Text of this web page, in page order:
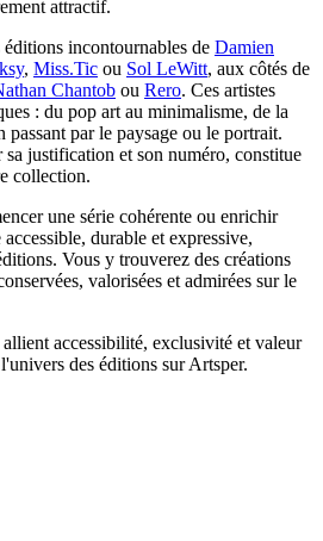
attractif.
incontournables de Damien
, Miss.Tic ou Sol LeWitt, aux côtés de
Chantob ou Rero. Ces artistes
: du pop art au minimalisme, de la
par le paysage ou le portrait.
justification et son numéro, constitue
collection.
une série cohérente ou enrichir
durable et expressive,
Vous y trouverez des créations
valorisées et admirées sur le
accessibilité, exclusivité et valeur
des éditions sur Artsper.